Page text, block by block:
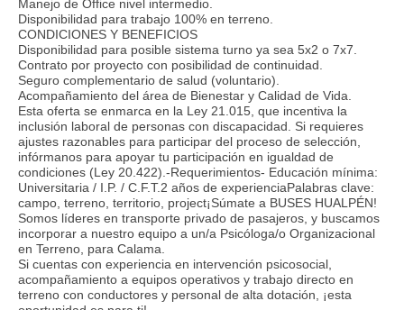
Manejo de Office nivel intermedio.
Disponibilidad para trabajo 100% en terreno.
CONDICIONES Y BENEFICIOS
Disponibilidad para posible sistema turno ya sea 5x2 o 7x7.
Contrato por proyecto con posibilidad de continuidad.
Seguro complementario de salud (voluntario).
Acompañamiento del área de Bienestar y Calidad de Vida.
Esta oferta se enmarca en la Ley 21.015, que incentiva la
inclusión laboral de personas con discapacidad. Si requieres
ajustes razonables para participar del proceso de selección,
infórmanos para apoyar tu participación en igualdad de
condiciones (Ley 20.422).-Requerimientos- Educación mínima:
Universitaria / I.P. / C.F.T.2 años de experienciaPalabras clave:
campo, terreno, territorio, project¡Súmate a BUSES HUALPÉN!
Somos líderes en transporte privado de pasajeros, y buscamos
incorporar a nuestro equipo a un/a Psicóloga/o Organizacional
en Terreno, para Calama.
Si cuentas con experiencia en intervención psicosocial,
acompañamiento a equipos operativos y trabajo directo en
terreno con conductores y personal de alta dotación, ¡esta